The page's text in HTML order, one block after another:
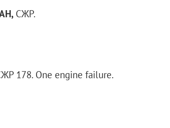
СЖР.
178. One engine failure.